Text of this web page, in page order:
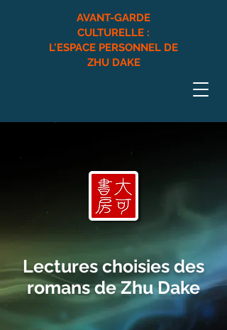
AVANT-GARDE
CULTURELLE :
L'ESPACE PERSONNEL DE
ZHU DAKE
Lectures choisies des
romans de Zhu Dake